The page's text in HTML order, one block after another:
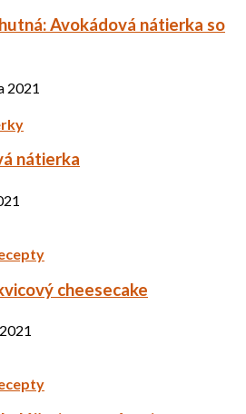
Avokádová nátierka so
2021
nátierka
cheesecake